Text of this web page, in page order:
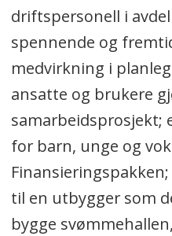
driftspersonell i
spennende og
medvirkning i
ansatte og brukere
samarbeidsprosjekt;
for barn, unge og
til en utbygger som
bygge